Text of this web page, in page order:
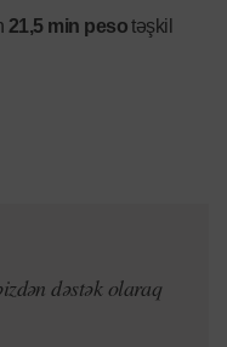
21,5 min pesotəşkil
dəstək olaraq